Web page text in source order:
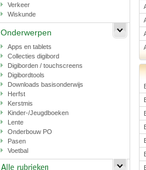
Verkeer
Wiskunde
Onderwerpen
Apps en tablets
Collecties digibord
Digiborden / touchscreens
Digibordtools
Downloads basisonderwijs
Herfst
Kerstmis
Kinder-/Jeugdboeken
Lente
Onderbouw PO
Pasen
Voetbal